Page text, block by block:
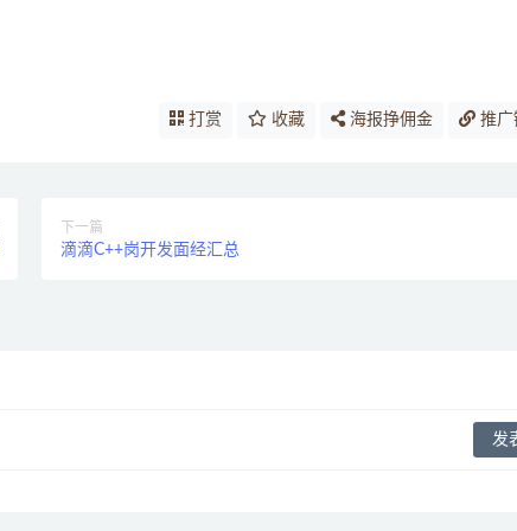
打赏 收藏 海报挣佣金 推广
下一篇
滴滴C++岗开发面经汇总